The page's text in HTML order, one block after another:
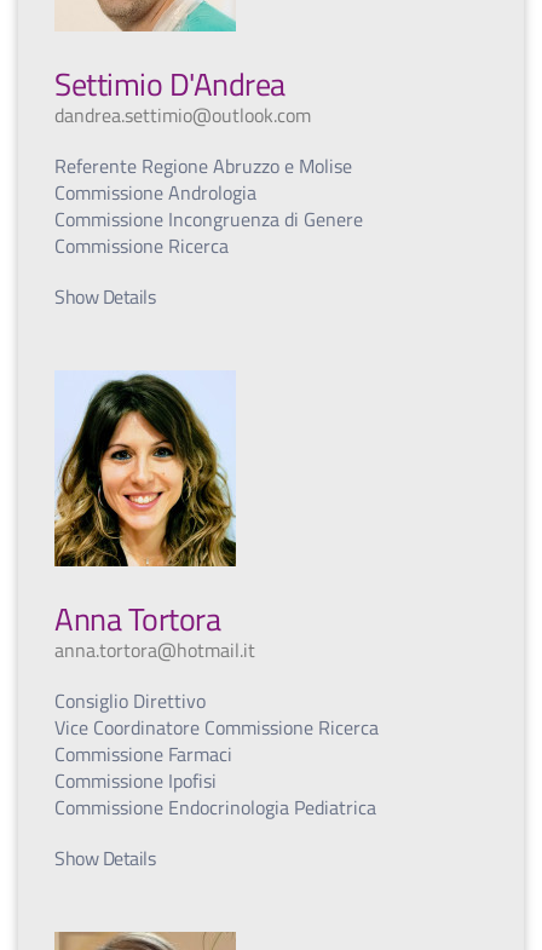
Settimio D'Andrea
dandrea.settimio@outlook.com
Referente Regione Abruzzo e Molise
Commissione Andrologia
Commissione Incongruenza di Genere
Commissione Ricerca
Show Details
Anna Tortora
anna.tortora@hotmail.it
Consiglio Direttivo
Vice Coordinatore Commissione Ricerca
Commissione Farmaci
Commissione Ipofisi
Commissione Endocrinologia Pediatrica
Show Details